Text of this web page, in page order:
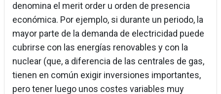
denomina el merit order u orden de presencia
económica. Por ejemplo, si durante un periodo, la
mayor parte de la demanda de electricidad puede
cubrirse con las energías renovables y con la
nuclear (que, a diferencia de las centrales de gas,
tienen en común exigir inversiones importantes,
pero tener luego unos costes variables muy